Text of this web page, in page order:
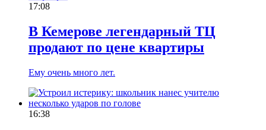
17:08
В Кемерове легендарный ТЦ
продают по цене квартиры
Ему очень много лет.
16:38